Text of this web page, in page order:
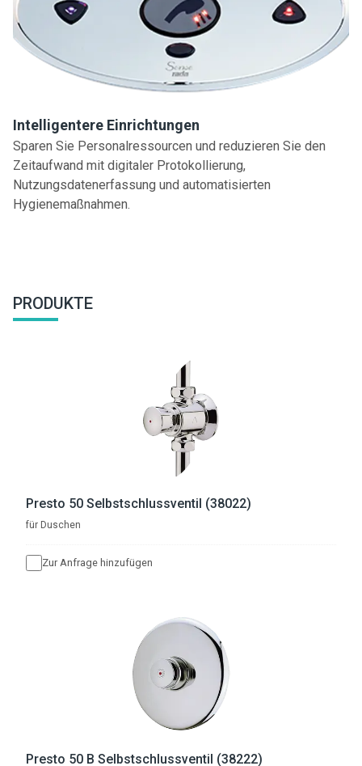
Intelligentere Einrichtungen
Sparen Sie Personalressourcen und reduzieren Sie den
Zeitaufwand mit digitaler Protokollierung,
Nutzungsdatenerfassung und automatisierten
Hygienemaßnahmen.
PRODUKTE
Presto 50 Selbstschlussventil (38022)
für Duschen
Zur Anfrage hinzufügen
Presto 50 B Selbstschlussventil (38222)